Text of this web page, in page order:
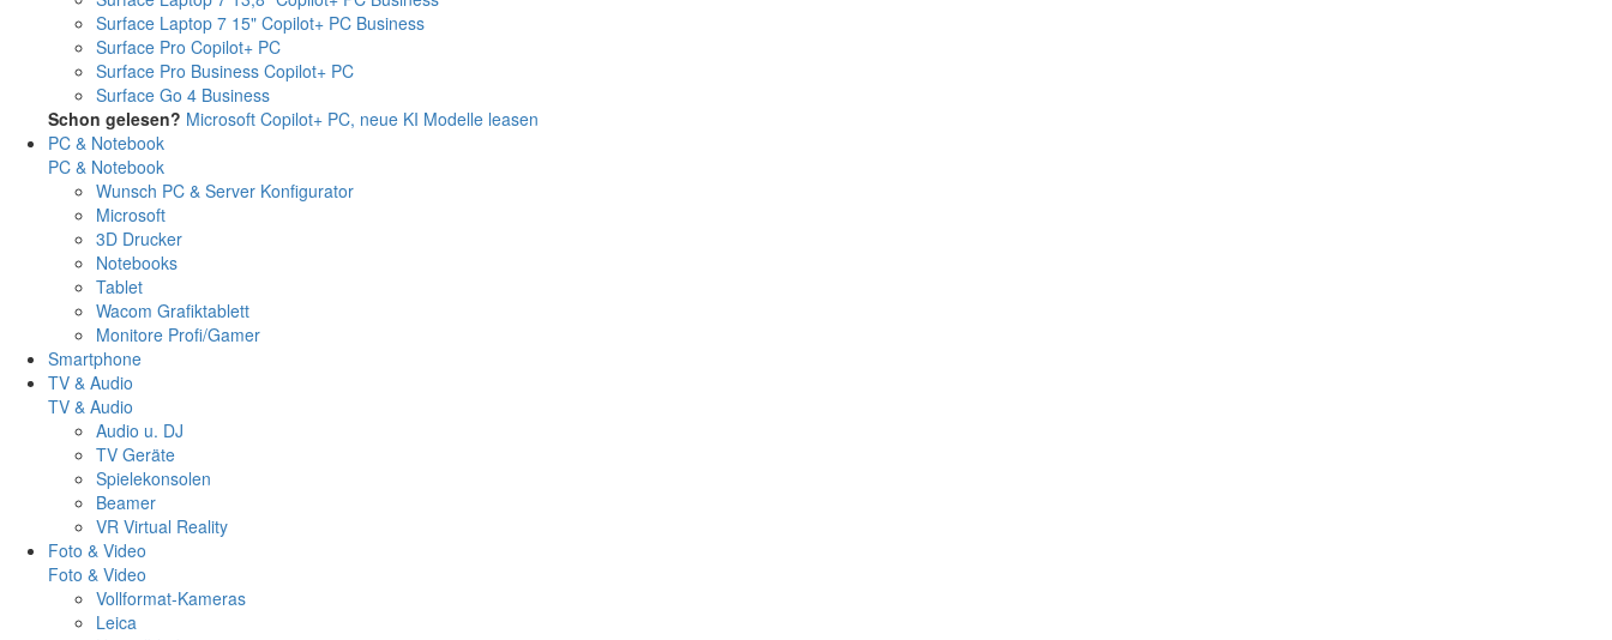
Surface Laptop 7 15" Copilot+ PC Business
Surface Pro Copilot+ PC
Surface Pro Business Copilot+ PC
Surface Go 4 Business
Schon gelesen? Microsoft Copilot+ PC, neue KI Modelle leasen
PC & Notebook
PC & Notebook
Wunsch PC & Server Konfigurator
Microsoft
3D Drucker
Notebooks
Tablet
Wacom Grafiktablett
Monitore Profi/Gamer
Smartphone
TV & Audio
TV & Audio
Audio u. DJ
TV Geräte
Spielekonsolen
Beamer
VR Virtual Reality
Foto & Video
Foto & Video
Vollformat-Kameras
Leica